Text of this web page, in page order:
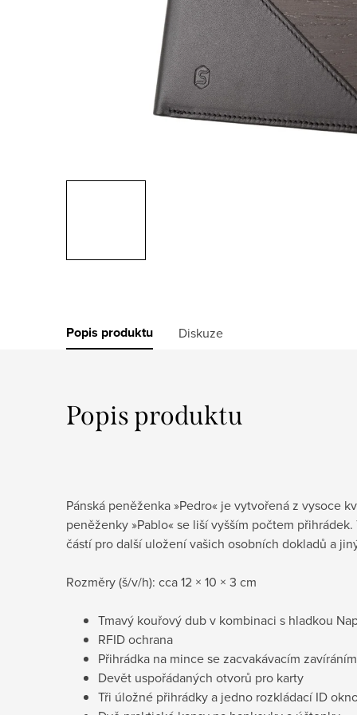
Popis produktu Diskuze
Popis produktu
Pánská peněženka »Pedro« je vytvořená z vysoce
peněženky »Pablo« se liší vyšším počtem
částí pro další uložení vašich osobních dokladů a
Rozměry (š/v/h): cca 12 × 10 × 3 cm
Tmavý kouřový dub v kombinaci s hladkou
RFID ochrana
Přihrádka na mince se zacvakávacím zavíráním
Devět uspořádaných otvorů pro karty
Tři úložné přihrádky a jedno rozkládací ID